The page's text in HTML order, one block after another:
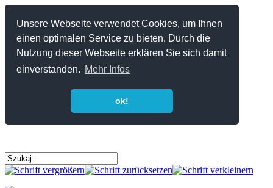
Unsere Webseite verwendet Cookies, um Ihnen
einen optimalen Service zu bieten. Durch die
Nutzung dieser Webseite erklären Sie sich damit
einverstanden. Mehr Infos
ok!